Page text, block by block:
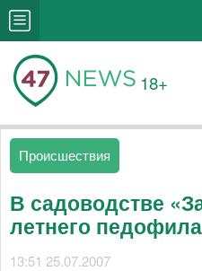
18+
Происшествия
В садоводстве
летнего педофила
13:51 25.07.2007